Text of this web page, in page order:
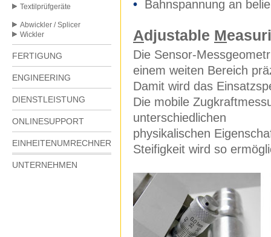
Textilprüfgeräte
Abwickler / Splicer
Wickler
FERTIGUNG
ENGINEERING
DIENSTLEISTUNG
ONLINESUPPORT
EINHEITENUMRECHNER
UNTERNEHMEN
• Bahnspannung an
Adjustable M
Die Sensor-
einem weiten Bereich
Damit wird das
Die mobile
unterschiedlichen
physikalischen
Steifigkeit wird so